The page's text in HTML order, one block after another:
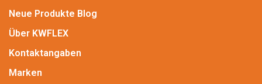
Neue Produkte Blog
Über KWFLEX
Kontaktangaben
Marken